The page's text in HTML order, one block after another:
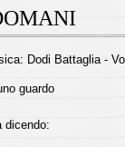
Dodi Battaglia -
guardo
dicendo: